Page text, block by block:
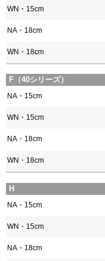
WN・15cm
NA・18cm
WN・18cm
F（40シリーズ）
NA・15cm
WN・15cm
NA・18cm
WN・18cm
H
NA・15cm
WN・15cm
NA・18cm